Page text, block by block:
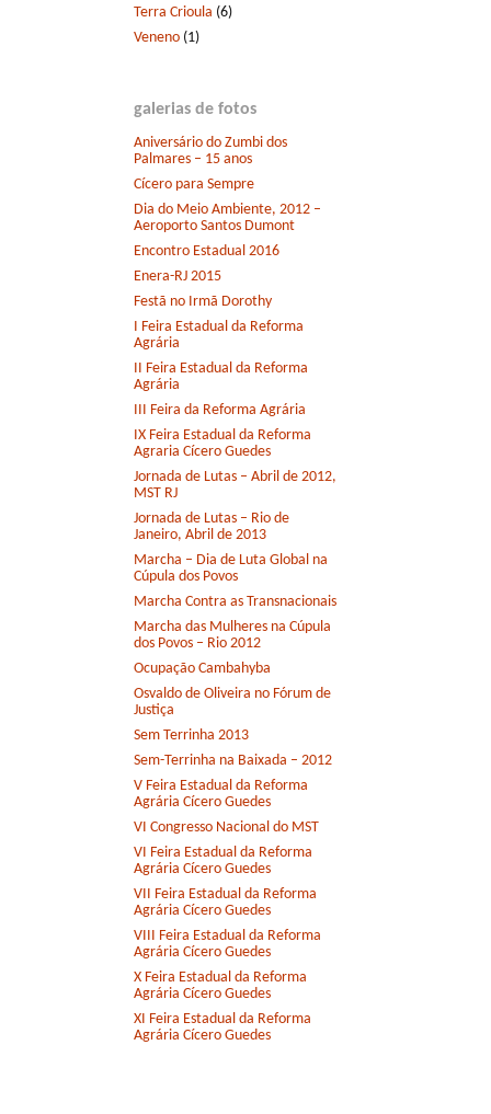
Terra Crioula (6)
Veneno (1)
galerias de fotos
Aniversário do Zumbi dos
Palmares – 15 anos
Cícero para Sempre
Dia do Meio Ambiente, 2012 –
Aeroporto Santos Dumont
Encontro Estadual 2016
Enera-RJ 2015
Festã no Irmã Dorothy
I Feira Estadual da Reforma
Agrária
II Feira Estadual da Reforma
Agrária
III Feira da Reforma Agrária
IX Feira Estadual da Reforma
Agraria Cícero Guedes
Jornada de Lutas – Abril de 2012,
MST RJ
Jornada de Lutas – Rio de
Janeiro, Abril de 2013
Marcha – Dia de Luta Global na
Cúpula dos Povos
Marcha Contra as Transnacionais
Marcha das Mulheres na Cúpula
dos Povos – Rio 2012
Ocupação Cambahyba
Osvaldo de Oliveira no Fórum de
Justiça
Sem Terrinha 2013
Sem-Terrinha na Baixada – 2012
V Feira Estadual da Reforma
Agrária Cícero Guedes
VI Congresso Nacional do MST
VI Feira Estadual da Reforma
Agrária Cícero Guedes
VII Feira Estadual da Reforma
Agrária Cícero Guedes
VIII Feira Estadual da Reforma
Agrária Cícero Guedes
X Feira Estadual da Reforma
Agrária Cícero Guedes
XI Feira Estadual da Reforma
Agrária Cícero Guedes